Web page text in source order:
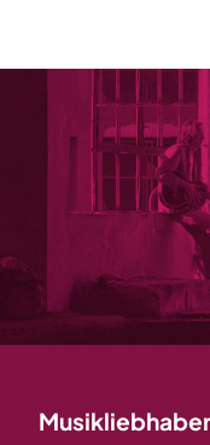
Musikliebhaber